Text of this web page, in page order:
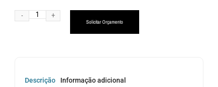
Solicitar Orçamento
Descrição Informação adicional